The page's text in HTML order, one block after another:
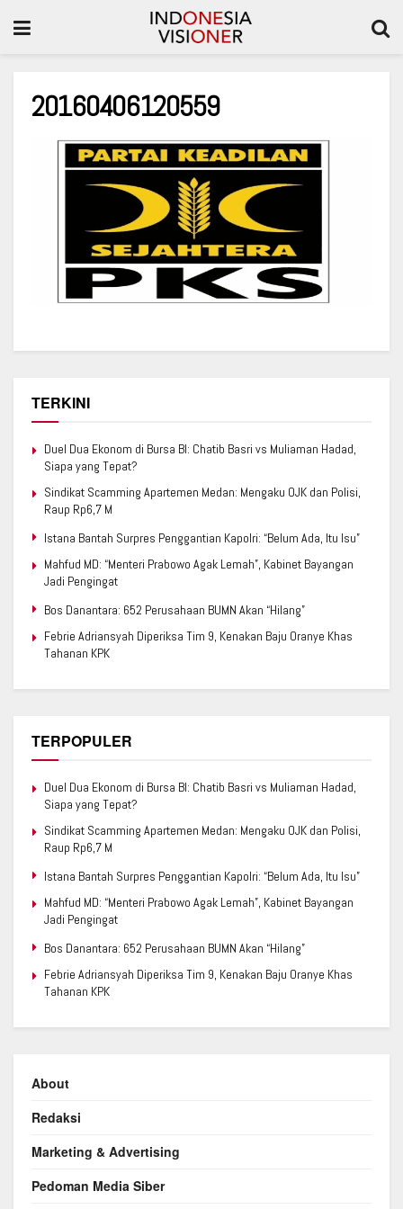
20160406120559
TERKINI
Duel Dua Ekonom di Bursa BI: Chatib Basri vs Muliaman Hadad,
Siapa yang Tepat?
Sindikat Scamming Apartemen Medan: Mengaku OJK dan Polisi,
Raup Rp6,7 M
Istana Bantah Surpres Penggantian Kapolri: “Belum Ada, Itu Isu”
Mahfud MD: “Menteri Prabowo Agak Lemah”, Kabinet Bayangan
Jadi Pengingat
Bos Danantara: 652 Perusahaan BUMN Akan “Hilang”
Febrie Adriansyah Diperiksa Tim 9, Kenakan Baju Oranye Khas
Tahanan KPK
TERPOPULER
Duel Dua Ekonom di Bursa BI: Chatib Basri vs Muliaman Hadad,
Siapa yang Tepat?
Sindikat Scamming Apartemen Medan: Mengaku OJK dan Polisi,
Raup Rp6,7 M
Istana Bantah Surpres Penggantian Kapolri: “Belum Ada, Itu Isu”
Mahfud MD: “Menteri Prabowo Agak Lemah”, Kabinet Bayangan
Jadi Pengingat
Bos Danantara: 652 Perusahaan BUMN Akan “Hilang”
Febrie Adriansyah Diperiksa Tim 9, Kenakan Baju Oranye Khas
Tahanan KPK
About
Redaksi
Marketing & Advertising
Pedoman Media Siber